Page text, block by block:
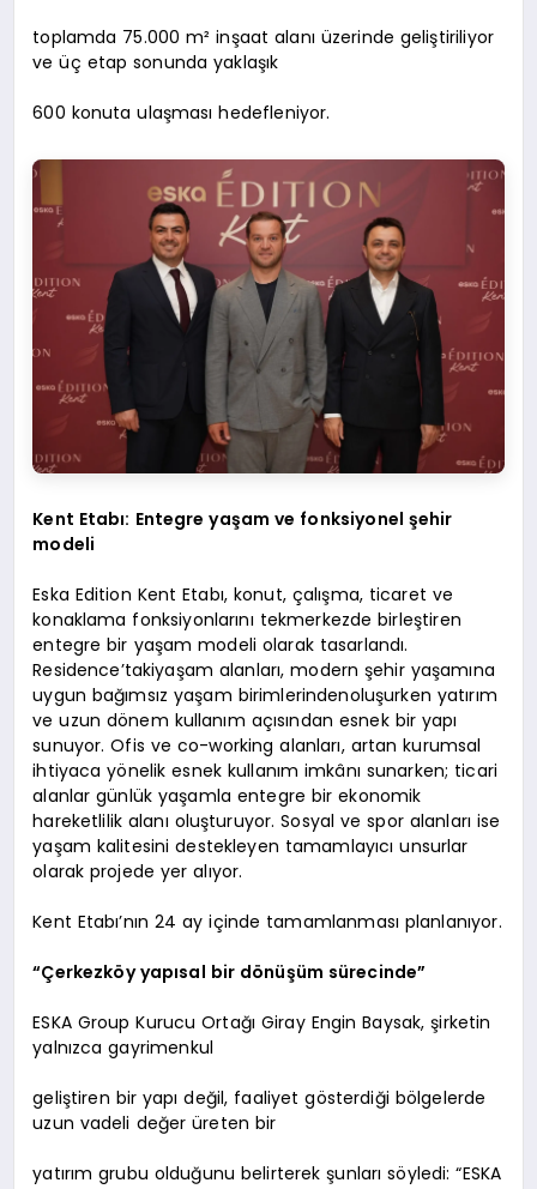
toplamda 75.000 m² inşaat alanı üzerinde geliştiriliyor
ve üç etap sonunda yaklaşık
600 konuta ulaşması hedefleniyor.
Kent Etabı: Entegre yaşam ve fonksiyonel şehir
modeli
Eska Edition Kent Etabı, konut, çalışma, ticaret ve
konaklama fonksiyonlarını tekmerkezde birleştiren
entegre bir yaşam modeli olarak tasarlandı.
Residence’takiyaşam alanları, modern şehir yaşamına
uygun bağımsız yaşam birimlerindenoluşurken yatırım
ve uzun dönem kullanım açısından esnek bir yapı
sunuyor. Ofis ve co-working alanları, artan kurumsal
ihtiyaca yönelik esnek kullanım imkânı sunarken; ticari
alanlar günlük yaşamla entegre bir ekonomik
hareketlilik alanı oluşturuyor. Sosyal ve spor alanları ise
yaşam kalitesini destekleyen tamamlayıcı unsurlar
olarak projede yer alıyor.
Kent Etabı’nın 24 ay içinde tamamlanması planlanıyor.
“Çerkezköy yapısal bir dönüşüm sürecinde”
ESKA Group Kurucu Ortağı Giray Engin Baysak, şirketin
yalnızca gayrimenkul
geliştiren bir yapı değil, faaliyet gösterdiği bölgelerde
uzun vadeli değer üreten bir
yatırım grubu olduğunu belirterek şunları söyledi: “ESKA